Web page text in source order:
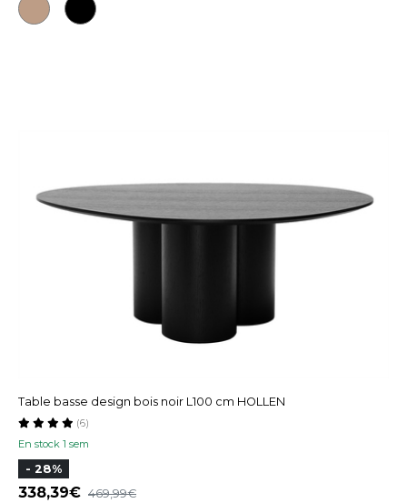
Table basse design bois noir L100 cm HOLLEN
En stock 1 sem
(6)
- 28%
338,39 469,99